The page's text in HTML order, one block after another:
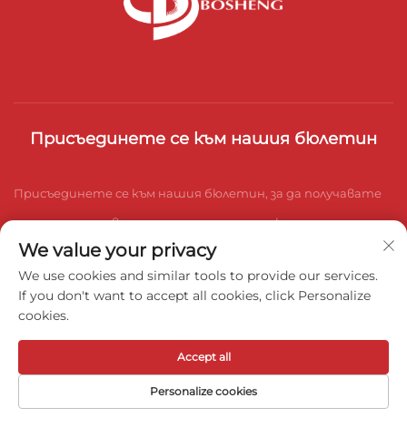
Присъединете се към нашия бюлетин
Присъединете се към нашия бюлетин, за да получавате
последните новини от индустрията, актуализации и
прозрения от нашия екип.
Всички права запазени. © 2025 Weihai Bosheng Advanced
Materials Co., Ltd. - Политика за поверителност
We value your privacy
We use cookies and similar tools to provide our services.
If you don't want to accept all cookies, click Personalize
cookies.
Personalize cookies
Accept all